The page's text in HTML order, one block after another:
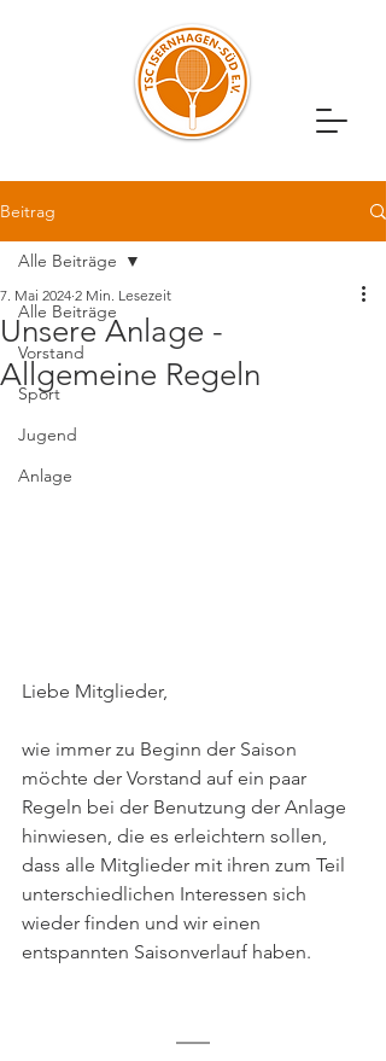
Beitrag
Alle Beiträge
Vorstand
Sport
Jugend
Anlage
Alle Beiträge
Unsere Anlage -
Allgemeine Regeln
7. Mai 2024 2 Min. Lesezeit
Liebe Mitglieder,
wie immer zu Beginn der Saison
möchte der Vorstand auf ein paar
Regeln bei der Benutzung der Anlage
hinwiesen, die es erleichtern sollen,
dass alle Mitglieder mit ihren zum Teil
unterschiedlichen Interessen sich
wieder finden und wir einen
entspannten Saisonverlauf haben.